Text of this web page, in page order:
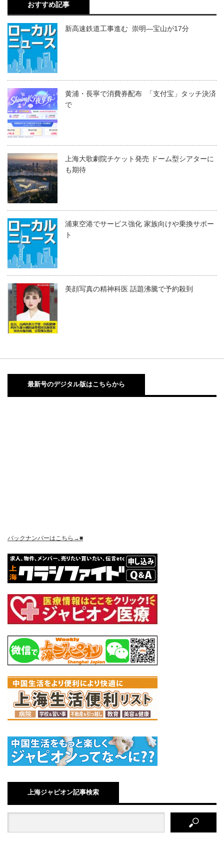
おすすめ記事
新高速鉄道工事進む 崇明―宝山が17分
黄浦・長寧で消費券配布 「支付宝」タッチ決済
で
上海大歌劇院チケット発売 ドーム型シアターに
も期待
浦東空港でサービス強化 家族向けや乗換サポー
ト
美顔写真の精神科医 話題沸騰で予約殺到
最新号のデジタル版はこちらから
バックナンバーはこちら→■
上海ジャピオン記事検索